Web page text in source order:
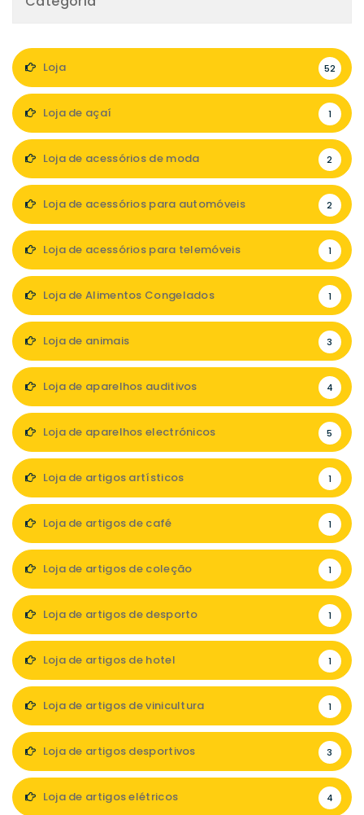
Loja 52
Loja de açaí 1
Loja de acessórios de moda 2
Loja de acessórios para automóveis 2
Loja de acessórios para telemóveis 1
Loja de Alimentos Congelados 1
Loja de animais 3
Loja de aparelhos auditivos 4
Loja de aparelhos electrónicos 5
Loja de artigos artísticos 1
Loja de artigos de café 1
Loja de artigos de coleção 1
Loja de artigos de desporto 1
Loja de artigos de hotel 1
Loja de artigos de vinicultura 1
Loja de artigos desportivos 3
Loja de artigos elétricos 4